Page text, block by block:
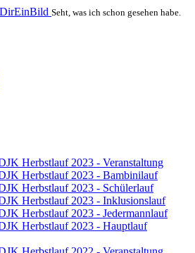
Seht, was ich schon gesehen habe.
Herbstlauf 2023 - Veranstaltung
Herbstlauf 2023 - Bambinilauf
Herbstlauf 2023 - Schülerlauf
Herbstlauf 2023 - Inklusionslauf
Herbstlauf 2023 - Jedermannlauf
Herbstlauf 2023 - Hauptlauf